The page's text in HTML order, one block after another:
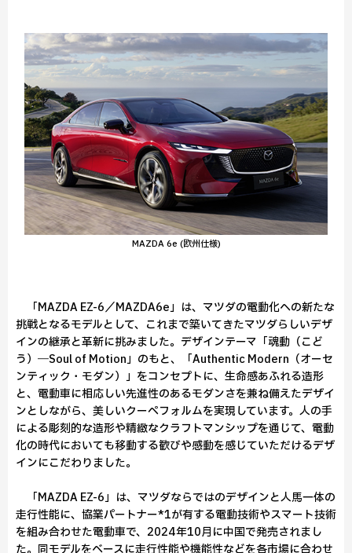
MAZDA 6e (欧州仕様)
「MAZDA EZ-6／MAZDA6e」は、マツダの電動化への新たな
挑戦となるモデルとして、これまで築いてきたマツダらしいデザ
インの継承と革新に挑みました。デザインテーマ「魂動（こど
う）―Soul of Motion」のもと、「Authentic Modern（オーセ
ンティック・モダン）」をコンセプトに、生命感あふれる造形
と、電動車に相応しい先進性のあるモダンさを兼ね備えたデザイ
ンとしながら、美しいクーペフォルムを実現しています。人の手
による彫刻的な造形や精緻なクラフトマンシップを通じて、電動
化の時代においても移動する歓びや感動を感じていただけるデザ
インにこだわりました。
「MAZDA EZ-6」は、マツダならではのデザインと人馬一体の
走行性能に、協業パートナー*1が有する電動技術やスマート技術
を組み合わせた電動車で、2024年10月に中国で発売されまし
た。同モデルをベースに走行性能や機能性などを各市場に合わせ